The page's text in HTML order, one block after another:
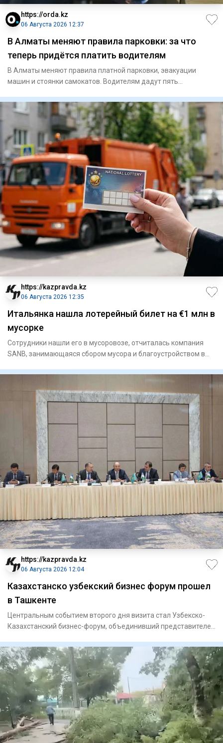
https://orda.kz
06 Августа 2026 12:37
В Алматы меняют правила парковки: за что
теперь придётся платить водителям
В Алматы меняют правила платной парковки, эвакуации
машин и стоянки самокатов. Водителям дадут пять
https://kazpravda.kz
06 Августа 2026 12:35
Итальянка нашла лотерейный билет на €1 млн в
мусорке
Сотрудники нашли его в мусоровозе, отчиталась компания
SANB, занимающаяся сбором мусора и благоустройством в
https://kazpravda.kz
06 Августа 2026 12:04
Казахстанско узбекский бизнес форум прошел
в Ташкенте
Центральным событием второго дня визита стал Узбекско-
Казахстанский бизнес-форум, объединивший представителей